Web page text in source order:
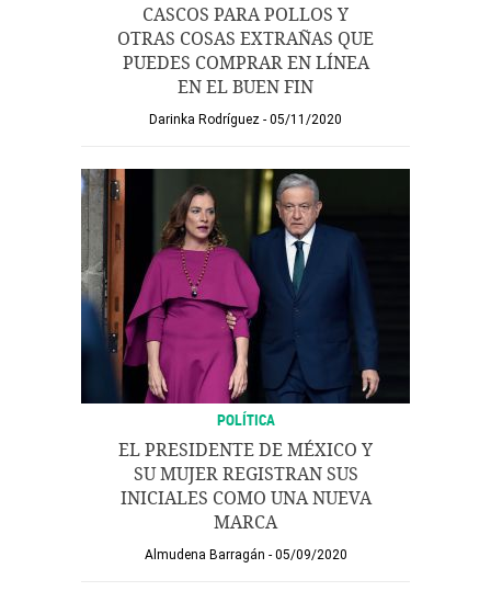
CASCOS PARA POLLOS Y
OTRAS COSAS EXTRAÑAS QUE
PUEDES COMPRAR EN LÍNEA
EN EL BUEN FIN
Darinka Rodríguez 05/11/2020
POLÍTICA
EL PRESIDENTE DE MÉXICO Y
SU MUJER REGISTRAN SUS
INICIALES COMO UNA NUEVA
MARCA
Almudena Barragán 05/09/2020